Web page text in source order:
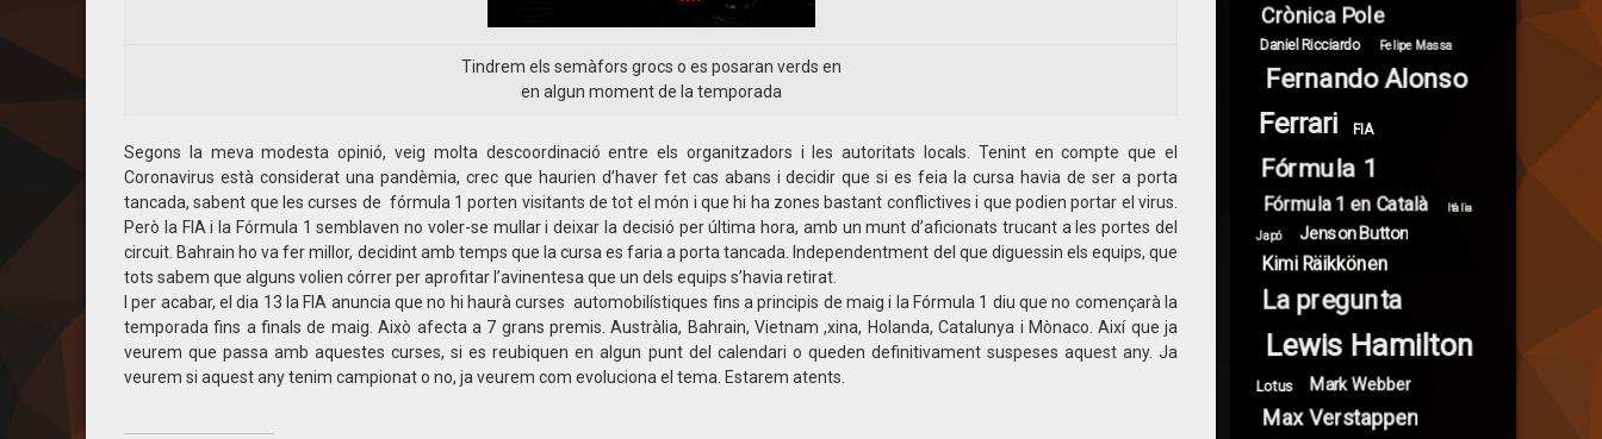
Tindrem els semàfors grocs o es posaran verds en
en algun moment de la temporada
Segons la meva modesta opinió, veig molta descoordinació entre els organitzadors i les autoritats locals. Tenint en compte que el
Coronavirus està considerat una pandèmia, crec que haurien d’haver fet cas abans i decidir que si es feia la cursa havia de ser a porta
tancada, sabent que les curses de fórmula 1 porten visitants de tot el món i que hi ha zones bastant conflictives i que podien portar el virus.
Però la FIA i la Fórmula 1 semblaven no voler-se mullar i deixar la decisió per última hora, amb un munt d’aficionats trucant a les portes del
circuit. Bahrain ho va fer millor, decidint amb temps que la cursa es faria a porta tancada. Independentment del que diguessin els equips, que
tots sabem que alguns volien córrer per aprofitar l’avinentesa que un dels equips s’havia retirat.
I per acabar, el dia 13 la FIA anuncia que no hi haurà curses automobilístiques fins a principis de maig i la Fórmula 1 diu que no començarà la
temporada fins a finals de maig. Això afecta a 7 grans premis. Austràlia, Bahrain, Vietnam ,xina, Holanda, Catalunya i Mònaco. Així que ja
veurem que passa amb aquestes curses, si es reubiquen en algun punt del calendari o queden definitivament suspeses aquest any. Ja
veurem si aquest any tenim campionat o no, ja veurem com evoluciona el tema. Estarem atents.
Crònica Pole
Daniel Ricciardo Felipe Massa
Fernando Alonso
Ferrari FIA
Fórmula 1
Fórmula 1 en Català Itàlia
Japó Jenson Button
Kimi Räikkönen
La pregunta
Lewis Hamilton
Lotus Mark Webber
Max Verstappen